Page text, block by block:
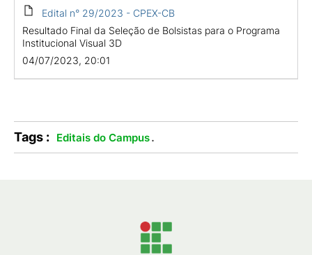
Edital n° 29/2023 - CPEX-CB
Resultado Final da Seleção de Bolsistas para o Programa
Institucional Visual 3D
04/07/2023, 20:01
Tags : Editais do Campus.